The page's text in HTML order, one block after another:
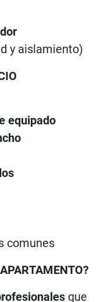
y aislamiento)
equipado
comunes
que